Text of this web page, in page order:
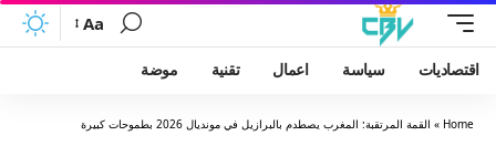
Aa
اقتصاديات سياسة اعمال تقنية موضة
Home
» القمة المرتقبة: المغرب يصطدم بالبرازيل في مونديال 2026 بطموحات كبيرة